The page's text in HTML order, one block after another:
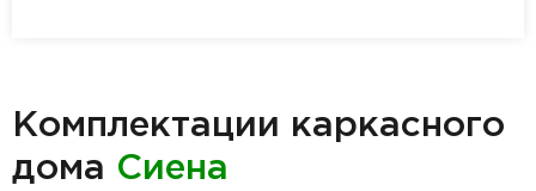
Комплектации каркасного
дома Сиена